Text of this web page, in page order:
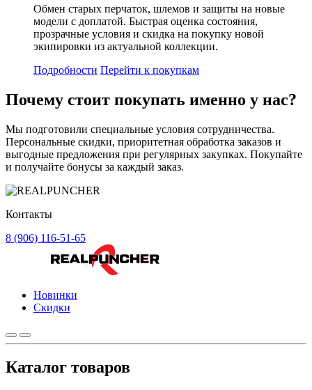
Обмен старых перчаток, шлемов и защиты на новые
модели с доплатой. Быстрая оценка состояния,
прозрачные условия и скидка на покупку новой
экипировки из актуальной коллекции.
Подробности Перейти к покупкам
Почему стоит покупать именно у нас?
Мы подготовили специальные условия сотрудничества.
Персональные скидки, приоритетная обработка заказов и
выгодные предложения при регулярных закупках. Покупайте
и получайте бонусы за каждый заказ.
Контакты
8 (906) 116-51-65
Новинки
Скидки
Каталог товаров